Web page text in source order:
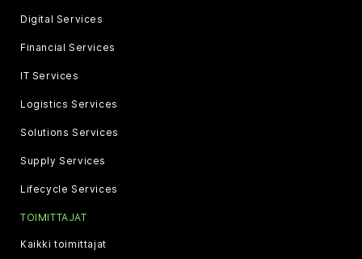
Digital Services
Financial Services
IT Services
Logistics Services
Solutions Services
Supply Services
Lifecycle Services
TOIMITTAJAT
Kaikki toimittajat